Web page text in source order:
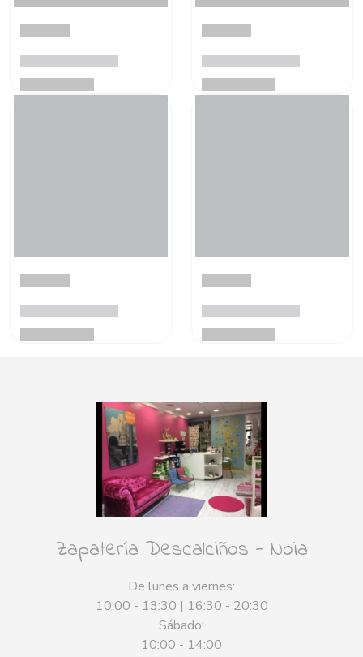
Zapatería Descalciños - Noia
De lunes a viernes:
10:00 - 13:30 | 16:30 - 20:30
Sábado:
10:00 - 14:00